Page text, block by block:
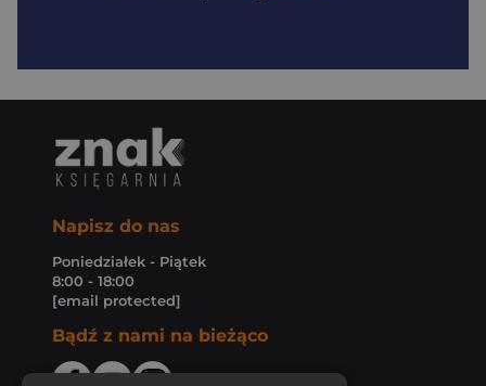
Napisz do nas
Poniedziałek - Piątek
8:00 - 18:00
[email protected]
Bądź z nami na bieżąco